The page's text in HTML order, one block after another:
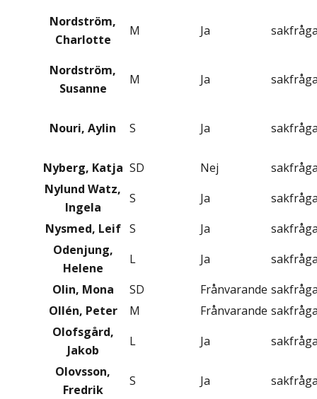
Nordström,
Charlotte
M Ja
Nordström,
Susanne
M Ja
Nouri, Aylin S Ja
Nyberg, Katja SD Nej
Nylund Watz,
Ingela
S Ja
Nysmed, Leif S Ja
Odenjung,
Helene
L Ja
Olin, Mona
SD Frånvarande
Ollén, Peter
M Frånvarande
Olofsgård,
Jakob
L Ja
Olovsson,
Fredrik
S Ja